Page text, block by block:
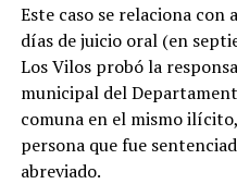
Este caso se relaciona con
días de juicio oral (en
Los Vilos probó la
municipal del
comuna en el mismo
persona que fue
abreviado.